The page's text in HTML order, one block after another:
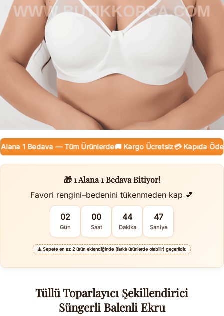
1 Bedava — Tüm Ürünlerde🚚 Kargo Ücretsiz💳 Kapıda
🎁 1 Alana 1 Bedava Bitiyor!
Favori rengini–bedenini tükenmeden kap 💕
02
Gün
00
Saat
44
Dakika
46
Saniye
⚠️Sepete en az 2 ürün eklendiğinde (farklı ürünlerde olabilir) geçerlidir.
Tüllü Toparlayıcı Şekillendirici
Süngerli Balenli Ekru